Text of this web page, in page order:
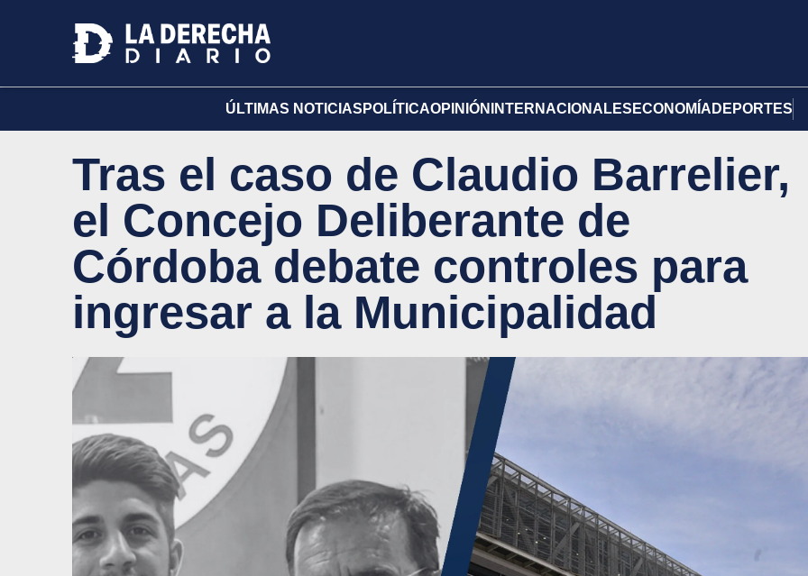
ÚLTIMAS NOTICIAS POLÍTICAOPINIÓN INTERNACIONALES ECONOMÍA DEPORTES
Tras el caso de Claudio Barrelier,
el Concejo Deliberante de
Córdoba debate controles para
ingresar a la Municipalidad